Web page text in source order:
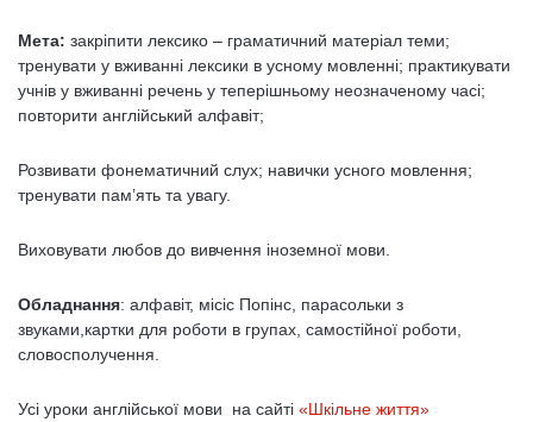
Мета: закріпити лексико – граматичний матеріал теми;
тренувати у вживанні лексики в усному мовленні; практикувати
учнів у вживанні речень у теперішньому неозначеному часі;
повторити англійський алфавіт;
Розвивати фонематичний слух; навички усного мовлення;
тренувати пам’ять та увагу.
Виховувати любов до вивчення іноземної мови.
Обладнання: алфавіт, місіс Попінс, парасольки з
звуками,картки для роботи в групах, самостійної роботи,
словосполучення.
Усі уроки англійської мови на сайті «Шкільне життя»